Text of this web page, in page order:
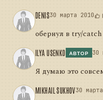
DENIS30 марта 2010
обернул в try/catch
ILYA USENKO АВТОР 30
Я думаю это
MIKHAIL SUKHOV30